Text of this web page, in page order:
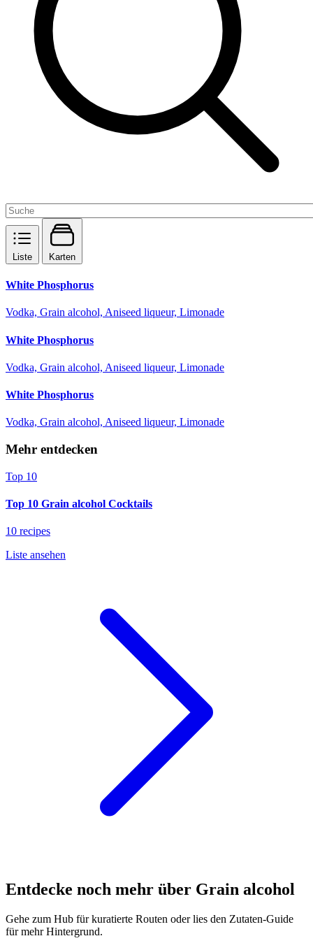
Liste Karten
White Phosphorus
Vodka, Grain alcohol, Aniseed liqueur, Limonade
White Phosphorus
Vodka, Grain alcohol, Aniseed liqueur, Limonade
White Phosphorus
Vodka, Grain alcohol, Aniseed liqueur, Limonade
Mehr entdecken
Top 10
Top 10 Grain alcohol Cocktails
10 recipes
Liste ansehen
Entdecke noch mehr über Grain alcohol
Gehe zum Hub für kuratierte Routen oder lies den Zutaten-Guide
für mehr Hintergrund.